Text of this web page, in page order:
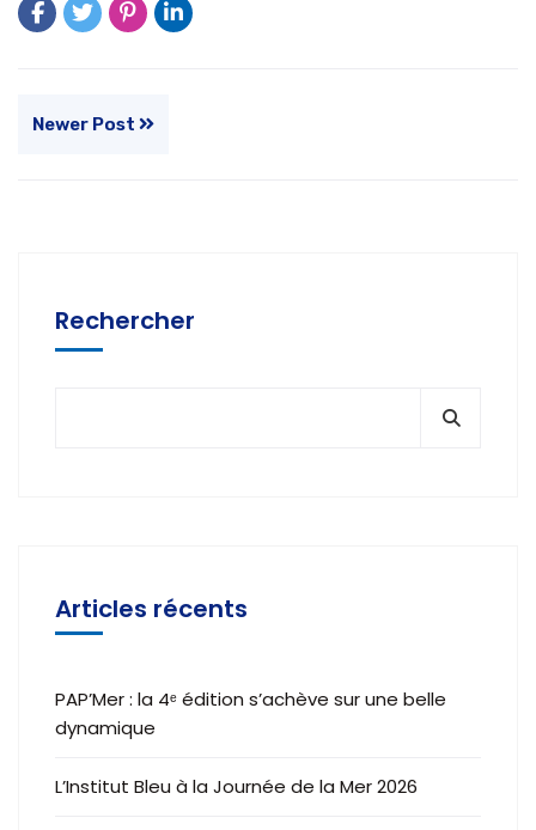
Newer Post
Rechercher
Articles récents
PAP’Mer : la 4ᵉ édition s’achève sur une belle
dynamique
L’Institut Bleu à la Journée de la Mer 2026